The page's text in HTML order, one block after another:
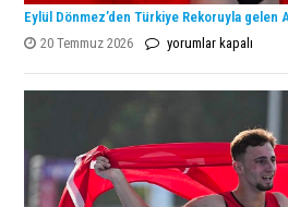
Eylül Dönmez’den Türkiye Rekoruyla gelen
20 Temmuz 2026
Eylül
Türkiye
gelen
Avrupa
İkinciliği!
yorumlar kapalı